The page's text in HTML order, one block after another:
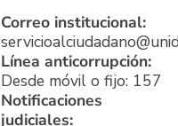
Correo institucional:
Línea anticorrupción:
Desde móvil o fijo: 157
Notificaciones
judiciales: